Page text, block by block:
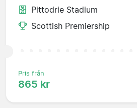
Pittodrie Stadium
Scottish Premiership
Pris från
865 kr